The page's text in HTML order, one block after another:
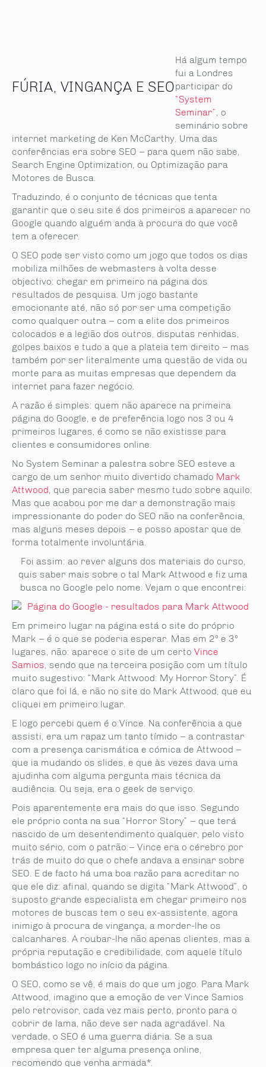
FÚRIA, VINGANÇA E SEO
Há algum tempo
fui a Londres
participar do
“System
Seminar”, o
seminário sobre
internet marketing de Ken McCarthy. Uma das
conferências era sobre SEO – para quem não sabe,
Search Engine Optimization, ou Optimização para
Motores de Busca.
Traduzindo, é o conjunto de técnicas que tenta
garantir que o seu site é dos primeiros a aparecer no
Google quando alguém anda à procura do que você
tem a oferecer.
O SEO pode ser visto como um jogo que todos os dias
mobiliza milhões de webmasters à volta desse
objectivo: chegar em primeiro na página dos
resultados de pesquisa. Um jogo bastante
emocionante até, não só por ser uma competição
como qualquer outra – com a elite dos primeiros
colocados e a legião dos outros, disputas renhidas,
golpes baixos e tudo a que a plateia tem direito – mas
também por ser literalmente uma questão de vida ou
morte para as muitas empresas que dependem da
internet para fazer negócio.
A razão é simples: quem não aparece na primeira
página do Google, e de preferência logo nos 3 ou 4
primeiros lugares, é como se não existisse para
clientes e consumidores online.
No System Seminar a palestra sobre SEO esteve a
cargo de um senhor muito divertido chamado Mark
Attwood, que parecia saber mesmo tudo sobre aquilo.
Mas que acabou por me dar a demonstração mais
impressionante do poder do SEO não na conferência,
mas alguns meses depois – e posso apostar que de
forma totalmente involuntária.
Foi assim: ao rever alguns dos materiais do curso,
quis saber mais sobre o tal Mark Attwood e fiz uma
busca no Google pelo nome. Vejam o que encontrei:
Em primeiro lugar na página está o site do próprio
Mark – é o que se poderia esperar. Mas em 2º e 3º
lugares, não: aparece o site de um certo Vince
Samios, sendo que na terceira posição com um título
muito sugestivo: “Mark Attwood: My Horror Story”. É
claro que foi lá, e não no site do Mark Attwood, que eu
cliquei em primeiro lugar.
E logo percebi quem é o Vince. Na conferência a que
assisti, era um rapaz um tanto tímido – a contrastar
com a presença carismática e cómica de Attwood –
que ia mudando os slides, e que às vezes dava uma
ajudinha com alguma pergunta mais técnica da
audiência. Ou seja, era o geek de serviço.
Pois aparentemente era mais do que isso. Segundo
ele próprio conta na sua “Horror Story” – que terá
nascido de um desentendimento qualquer, pelo visto
muito sério, com o patrão – Vince era o cérebro por
trás de muito do que o chefe andava a ensinar sobre
SEO. E de facto há uma boa razão para acreditar no
que ele diz: afinal, quando se digita “Mark Attwood”, o
suposto grande especialista em chegar primeiro nos
motores de buscas tem o seu ex-assistente, agora
inimigo à procura de vingança, a morder-lhe os
calcanhares. A roubar-lhe não apenas clientes, mas a
própria reputação e credibilidade, com aquele título
bombástico logo no início da página.
O SEO, como se vê, é mais do que um jogo. Para Mark
Attwood, imagino que a emoção de ver Vince Samios
pelo retrovisor, cada vez mais perto, pronto para o
cobrir de lama, não deve ser nada agradável. Na
verdade, o SEO é uma guerra diária. Se a sua
empresa quer ter alguma presença online,
recomendo que venha armada*.